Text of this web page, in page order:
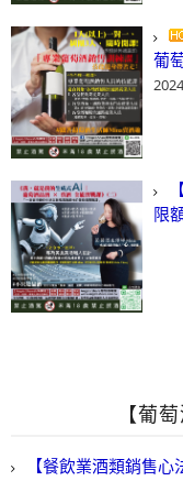
葡
限
【葡
【餐飲業酒類銷售心